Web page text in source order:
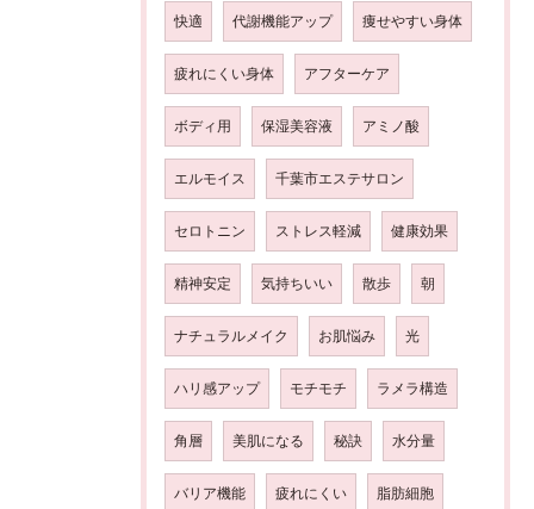
快適 代謝機能アップ 痩せやすい身体
疲れにくい身体 アフターケア
ボディ用 保湿美容液 アミノ酸
エルモイス 千葉市エステサロン
セロトニン ストレス軽減 健康効果
精神安定 気持ちいい 散歩 朝
ナチュラルメイク お肌悩み 光
ハリ感アップ モチモチ ラメラ構造
角層 美肌になる 秘訣 水分量
バリア機能 疲れにくい 脂肪細胞